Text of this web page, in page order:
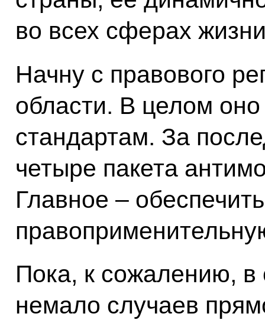
во всех сферах
Начну с правового
области. В целом
стандартам. За
четыре пакета
Главное –
Пока, к сожалению, в
немало случаев